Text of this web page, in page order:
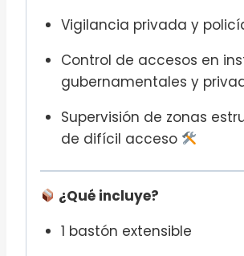
Vigilancia privada y
Control de accesos en
gubernamentales y
Supervisión de zonas
de difícil acceso
¿Qué incluye?
1 bastón extensible